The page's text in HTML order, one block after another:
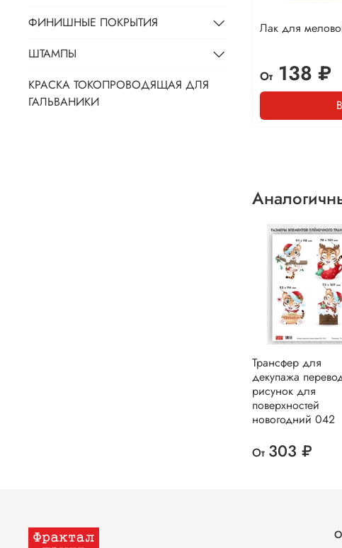
Лак для
От138 ₽
Трансфер для
декупажа
рисунок для
поверхностей
новогодний 042
От 303 ₽
ФИНИШНЫЕ ПОКРЫТИЯ
ШТАМПЫ
КРАСКА ТОКОПРОВОДЯЩАЯ ДЛЯ
ГАЛЬВАНИКИ